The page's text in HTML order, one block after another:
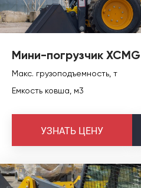
Мини-погрузчик
Макс. грузоподъемность, т
Емкость ковша, м3
УЗНАТЬ ЦЕНУ